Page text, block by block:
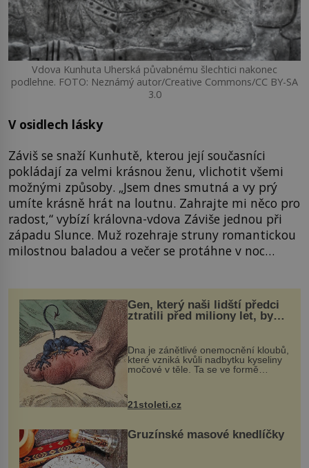
Vdova Kunhuta Uherská půvabnému šlechtici nakonec
podlehne. FOTO: Neznámý autor/Creative Commons/CC BY-SA
3.0
V osidlech lásky
Záviš se snaží Kunhutě, kterou její současníci
pokládají za velmi krásnou ženu, vlichotit všemi
možnými způsoby. „Jsem dnes smutná a vy prý
umíte krásně hrát na loutnu. Zahrajte mi něco pro
radost,“ vybízí královna-vdova Záviše jednou při
západu Slunce. Muž rozehraje struny romantickou
milostnou baladou a večer se protáhne v noc…
Gen, který naši lidští předci
ztratili před miliony let, by
mohl pomoci s léčbou
„nemoci králů“
Dna je zánětlivé onemocnění kloubů,
které vzniká kvůli nadbytku kyseliny
močové v těle. Ta se ve formě
nohou, a způsobuje bole...
21stoleti.cz
Gruzínské masové knedlíčky